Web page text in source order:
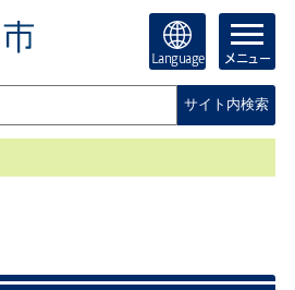
Language メニュー
サイト内検索